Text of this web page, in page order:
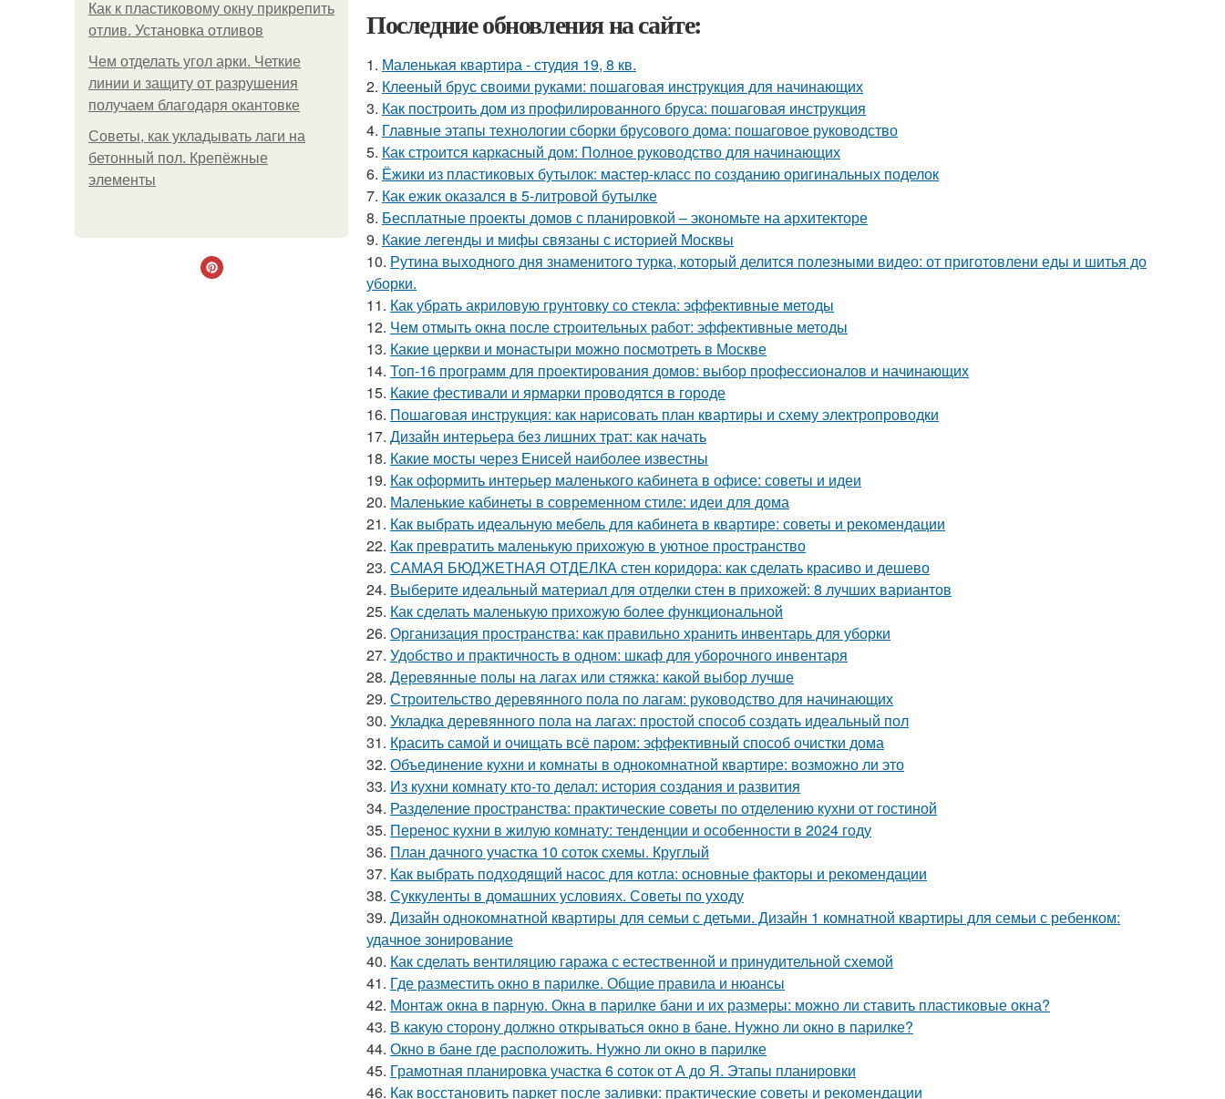
Как к пластиковому окну прикрепить
отлив. Установка отливов
Чем отделать угол арки. Четкие
линии и защиту от разрушения
получаем благодаря окантовке
Советы, как укладывать лаги на
бетонный пол. Крепёжные
элементы
Последние обновления на сайте:
1. Маленькая квартира - студия 19, 8 кв.
2. Клееный брус своими руками: пошаговая инструкция для начинающих
3. Как построить дом из профилированного бруса: пошаговая инструкция
4. Главные этапы технологии сборки брусового дома: пошаговое руководство
5. Как строится каркасный дом: Полное руководство для начинающих
6. Ёжики из пластиковых бутылок: мастер-класс по созданию оригинальных поделок
7. Как ежик оказался в 5-литровой бутылке
8. Бесплатные проекты домов с планировкой – экономьте на архитекторе
9. Какие легенды и мифы связаны с историей Москвы
10. Рутина выходного дня знаменитого турка, который делится полезными видео: от приготовлени еды и шитья до
уборки.
11. Как убрать акриловую грунтовку со стекла: эффективные методы
12. Чем отмыть окна после строительных работ: эффективные методы
13. Какие церкви и монастыри можно посмотреть в Москве
14. Топ-16 программ для проектирования домов: выбор профессионалов и начинающих
15. Какие фестивали и ярмарки проводятся в городе
16. Пошаговая инструкция: как нарисовать план квартиры и схему электропроводки
17. Дизайн интерьера без лишних трат: как начать
18. Какие мосты через Енисей наиболее известны
19. Как оформить интерьер маленького кабинета в офисе: советы и идеи
20. Маленькие кабинеты в современном стиле: идеи для дома
21. Как выбрать идеальную мебель для кабинета в квартире: советы и рекомендации
22. Как превратить маленькую прихожую в уютное пространство
23. САМАЯ БЮДЖЕТНАЯ ОТДЕЛКА стен коридора: как сделать красиво и дешево
24. Выберите идеальный материал для отделки стен в прихожей: 8 лучших вариантов
25. Как сделать маленькую прихожую более функциональной
26. Организация пространства: как правильно хранить инвентарь для уборки
27. Удобство и практичность в одном: шкаф для уборочного инвентаря
28. Деревянные полы на лагах или стяжка: какой выбор лучше
29. Строительство деревянного пола по лагам: руководство для начинающих
30. Укладка деревянного пола на лагах: простой способ создать идеальный пол
31. Красить самой и очищать всё паром: эффективный способ очистки дома
32. Объединение кухни и комнаты в однокомнатной квартире: возможно ли это
33. Из кухни комнату кто-то делал: история создания и развития
34. Разделение пространства: практические советы по отделению кухни от гостиной
35. Перенос кухни в жилую комнату: тенденции и особенности в 2024 году
36. План дачного участка 10 соток схемы. Круглый
37. Как выбрать подходящий насос для котла: основные факторы и рекомендации
38. Суккуленты в домашних условиях. Советы по уходу
39. Дизайн однокомнатной квартиры для семьи с детьми. Дизайн 1 комнатной квартиры для семьи с ребенком:
удачное зонирование
40. Как сделать вентиляцию гаража с естественной и принудительной схемой
41. Где разместить окно в парилке. Общие правила и нюансы
42. Монтаж окна в парную. Окна в парилке бани и их размеры: можно ли ставить пластиковые окна?
43. В какую сторону должно открываться окно в бане. Нужно ли окно в парилке?
44. Окно в бане где расположить. Нужно ли окно в парилке
45. Грамотная планировка участка 6 соток от А до Я. Этапы планировки
46. Как восстановить паркет после заливки: практические советы и рекомендации